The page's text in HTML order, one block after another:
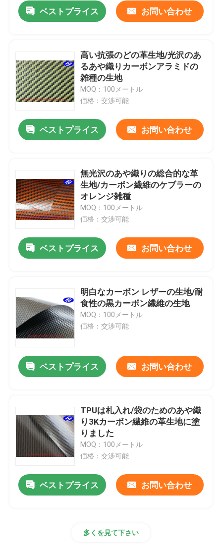
製品
ビデオ
企業情報
品質管理
お問い合わせ
ニュース
ベストプライス お問い合わせ
高い抗張のどの革生地/光沢のあ
るあや織りカーボンアラミドの
雑種の生地
MOQ：100メートル
価格：交渉可能
ベストプライス お問い合わせ
無光沢のあや織りの総合的な革
生地/カーボン繊維のケブラーの
オレンジ雑種
MOQ：100メートル
価格：交渉可能
ベストプライス お問い合わせ
明白なカーボン レザーの生地/耐
食性の黒カーボン繊維の生地
MOQ：100メートル
価格：交渉可能
ベストプライス お問い合わせ
TPUは札入れ/袋のためのあや織
り3Kカーボン繊維の革生地に塗
りました
MOQ：100メートル
価格：交渉可能
ベストプライス お問い合わせ
多くを見て下さい